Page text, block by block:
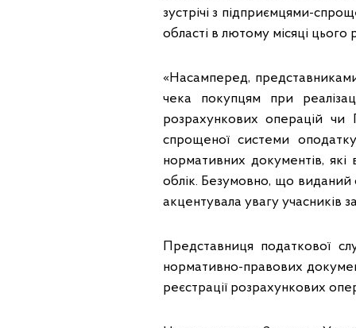
зустрічі з підприємцями-
області в лютому місяці цього
«Насамперед,
чека покупцям при
розрахункових операцій чи
спрощеної системи
нормативних документів, які
облік. Безумовно, що виданий
акцентувала увагу учасників
Представниця податкової
нормативно-правових
реєстрації розрахункових